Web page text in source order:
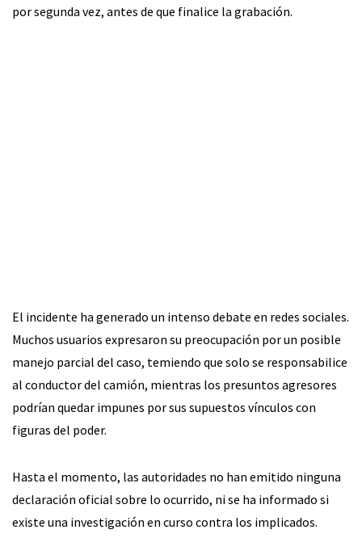
por segunda vez, antes de que finalice la grabación.
El incidente ha generado un intenso debate en redes sociales.
Muchos usuarios expresaron su preocupación por un posible
manejo parcial del caso, temiendo que solo se responsabilice
al conductor del camión, mientras los presuntos agresores
podrían quedar impunes por sus supuestos vínculos con
figuras del poder.
Hasta el momento, las autoridades no han emitido ninguna
declaración oficial sobre lo ocurrido, ni se ha informado si
existe una investigación en curso contra los implicados.